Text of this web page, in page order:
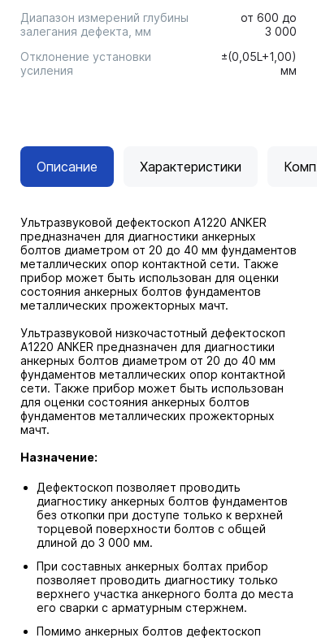
Диапазон измерений глубины
залегания дефекта, мм
от 600 до
3 000
Отклонение установки
усиления
±(0,05L+1,00)
мм
Описание Характеристики
Ультразвуковой дефектоскоп А1220 ANKER
предназначен для диагностики анкерных
болтов диаметром от 20 до 40 мм фундаментов
металлических опор контактной сети. Также
прибор может быть использован для оценки
состояния анкерных болтов фундаментов
металлических прожекторных мачт.
Ультразвуковой низкочастотный дефектоскоп
А1220 ANKER предназначен для диагностики
анкерных болтов диаметром от 20 до 40 мм
фундаментов металлических опор контактной
сети. Также прибор может быть использован
для оценки состояния анкерных болтов
фундаментов металлических прожекторных
мачт.
Назначение:
Дефектоскоп позволяет проводить
диагностику анкерных болтов фундаментов
без откопки при доступе только к верхней
торцевой поверхности болтов с общей
длиной до 3 000 мм.
При составных анкерных болтах прибор
позволяет проводить диагностику только
верхнего участка анкерного болта до места
его сварки с арматурным стержнем.
Помимо анкерных болтов дефектоскоп